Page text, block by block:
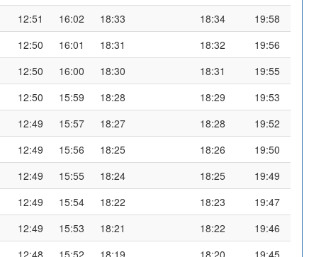
12:51 16:02 18:33 18:34
19:58
12:50 16:01 18:31 18:32
19:56
12:50 16:00 18:30 18:31
19:55
12:50 15:59 18:28 18:29
19:53
12:49 15:57 18:27 18:28
19:52
12:49 15:56 18:25 18:26
19:50
12:49 15:55 18:24 18:25
19:49
12:49 15:54 18:22 18:23
19:47
12:49 15:53 18:21 18:22
19:46
12:48 15:52 18:19 18:20
19:45